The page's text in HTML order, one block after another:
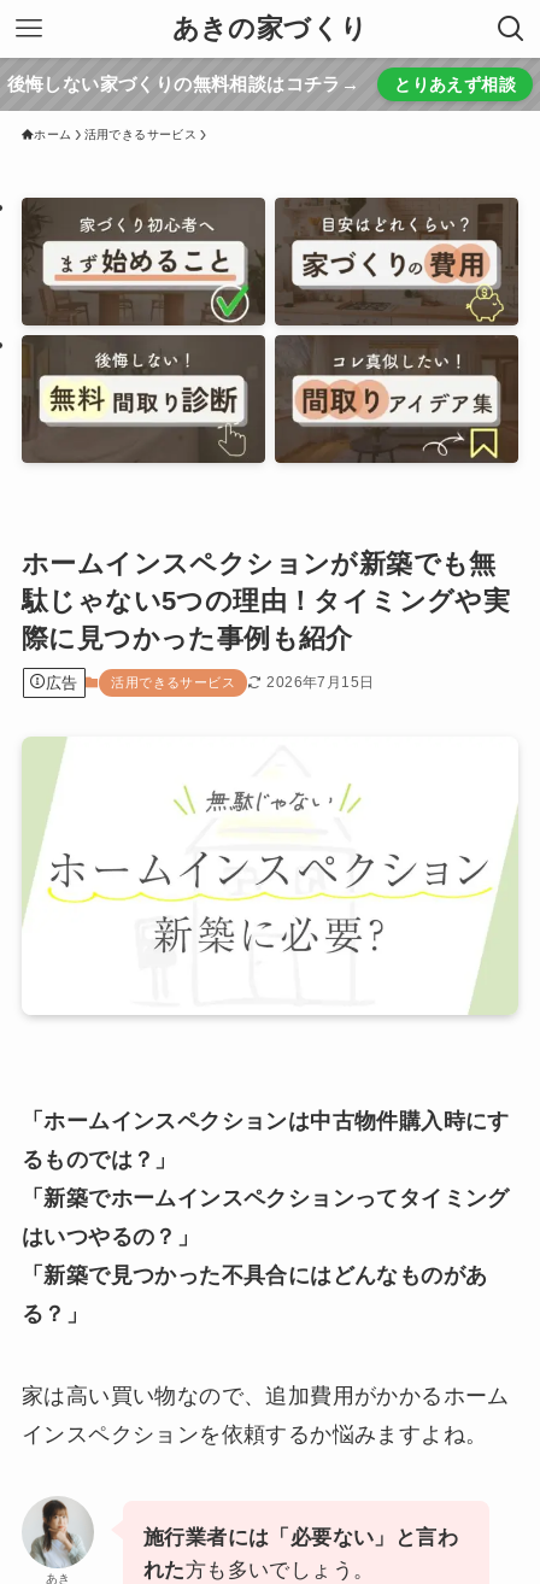
あきの家づくり
後悔しない家づくりの無料相談はコチラ→ とりあえず相談
ホーム 活用できるサービス
ホームインスペクションが新築でも無
駄じゃない5つの理由！タイミングや実
際に見つかった事例も紹介
広告 活用できるサービス 2026年7月15日
「ホームインスペクションは中古物件購入時にす
るものでは？」
「新築でホームインスペクションってタイミング
はいつやるの？」
「新築で見つかった不具合にはどんなものがあ
る？」
家は高い買い物なので、追加費用がかかるホーム
インスペクションを依頼するか悩みますよね。
あき
施行業者には「必要ない」と言わ
れた方も多いでしょう。